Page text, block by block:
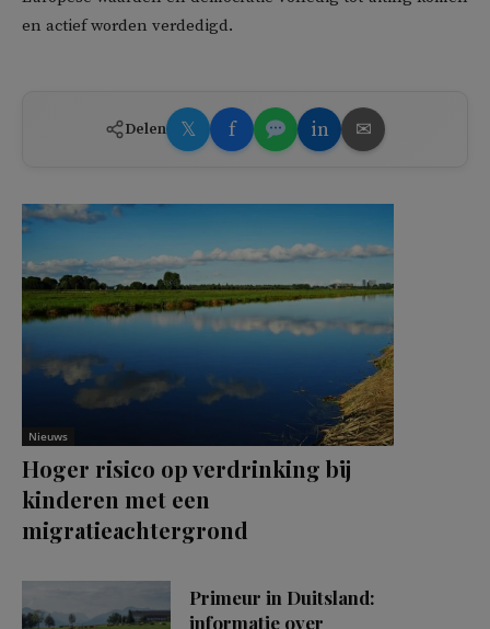
en actief worden verdedigd.
Delen 𝕏 f in ✉
Nieuws
Hoger risico op verdrinking bij
kinderen met een
migratieachtergrond
Primeur in Duitsland:
informatie over